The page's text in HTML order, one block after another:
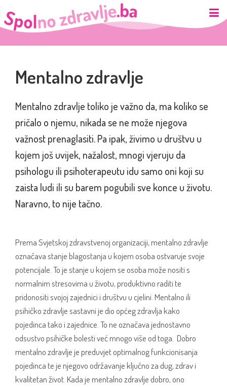
Mentalno zdravlje
Mentalno zdravlje toliko je važno da, ma koliko se
pričalo o njemu, nikada se ne može njegova
važnost prenaglasiti. Pa ipak, živimo u društvu u
kojem još uvijek, nažalost, mnogi vjeruju da
psihologu ili psihoterapeutu idu samo oni koji su
zaista ludi ili su barem pogubili sve konce u životu.
Naravno, to nije tačno.
Prema Svjetskoj zdravstvenoj organizaciji, mentalno zdravlje
označava stanje blagostanja u kojem osoba ostvaruje svoje
potencijale. To je stanje u kojem se osoba može nositi s
normalnim stresovima u životu, produktivno raditi te
pridonositi svojoj zajednici i društvu u cjelini. Mentalno ili
psihičko zdravlje sastavni je dio općeg zdravlja kako
pojedinca tako i zajednice. To ne označava jednostavno
odsustvo psihičke bolesti već mnogo više od toga. Dobro
mentalno zdravlje je preduvjet optimalnog funkcionisanja
pojedinca te je njegovo održavanje ključno za dug, zdrav i
kvalitetan život. Kada je mentalno zdravlje dobro, ono